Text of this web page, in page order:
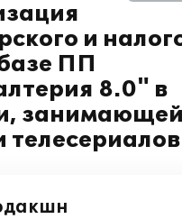
и
ПП
8.0" в
телесериалов